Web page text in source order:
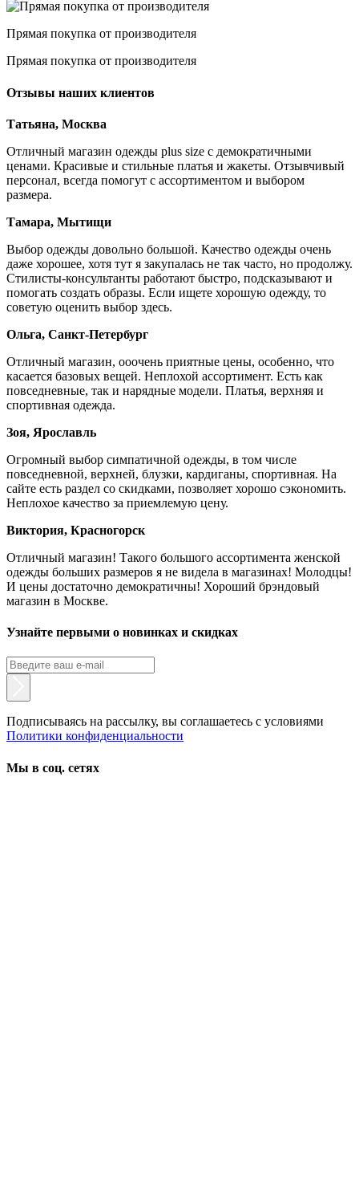
Прямая покупка от производителя
Прямая покупка от производителя
Отзывы наших клиентов
Татьяна, Москва
Отличный магазин одежды plus size с демократичными
ценами. Красивые и стильные платья и жакеты. Отзывчивый
персонал, всегда помогут с ассортиментом и выбором
размера.
Тамара, Мытищи
Выбор одежды довольно большой. Качество одежды очень
даже хорошее, хотя тут я закупалась не так часто, но продолжу.
Стилисты-консультанты работают быстро, подсказывают и
помогать создать образы. Если ищете хорошую одежду, то
советую оценить выбор здесь.
Ольга, Санкт-Петербург
Отличный магазин, ооочень приятные цены, особенно, что
касается базовых вещей. Неплохой ассортимент. Есть как
повседневные, так и нарядные модели. Платья, верхняя и
спортивная одежда.
Зоя, Ярославль
Огромный выбор симпатичной одежды, в том числе
повседневной, верхней, блузки, кардиганы, спортивная. На
сайте есть раздел со скидками, позволяет хорошо сэкономить.
Неплохое качество за приемлемую цену.
Виктория, Красногорск
Отличный магазин! Такого большого ассортимента женской
одежды больших размеров я не видела в магазинах! Молодцы!
И цены достаточно демократичны! Хороший брэндовый
магазин в Москве.
Узнайте первыми о новинках и скидках
Подписываясь на рассылку, вы соглашаетесь с условиями
Политики конфиденциальности
Мы в соц. сетях